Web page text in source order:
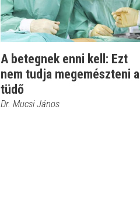
A betegnek enni kell: Ezt
nem tudja megemészteni a
tüdő
Dr. Mucsi János